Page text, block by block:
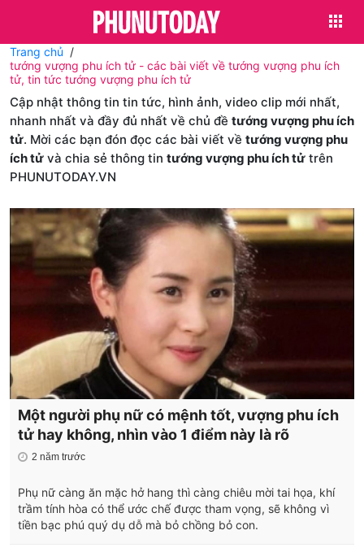
Trang chủ
tướng vượng phu ích tử - các bài viết về tướng vượng phu ích
tử, tin tức tướng vượng phu ích tử
Cập nhật thông tin tin tức, hình ảnh, video clip mới nhất,
nhanh nhất và đầy đủ nhất về chủ đề tướng vượng phu ích
tử. Mời các bạn đón đọc các bài viết về tướng vượng phu
ích tử và chia sẻ thông tin tướng vượng phu ích tử trên
PHUNUTODAY.VN
Một người phụ nữ có mệnh tốt, vượng phu ích
tử hay không, nhìn vào 1 điểm này là rõ
2 năm trước
Phụ nữ càng ăn mặc hở hang thì càng chiêu mời tai họa, khí
trầm tính hòa có thể ước chế được tham vọng, sẽ không vì
tiền bạc phú quý dụ dỗ mà bỏ chồng bỏ con.